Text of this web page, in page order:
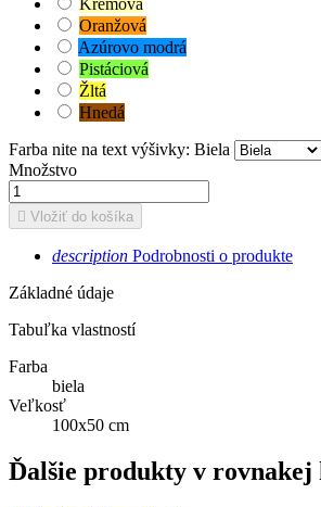
Krémová
Oranžová
Azúrovo modrá
Pistáciová
Žltá
Hnedá
Farba nite na text výšivky: Biela
Množstvo
 Vložiť do košíka
description Podrobnosti o produkte
Základné údaje
Tabuľka vlastností
Farba
biela
Veľkosť
100x50 cm
Ďalšie produkty v